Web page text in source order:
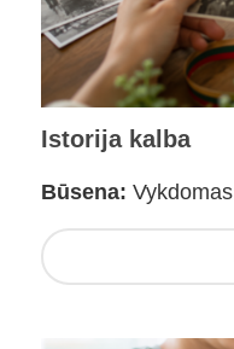
Istorija kalba
Būsena: Vykdomas